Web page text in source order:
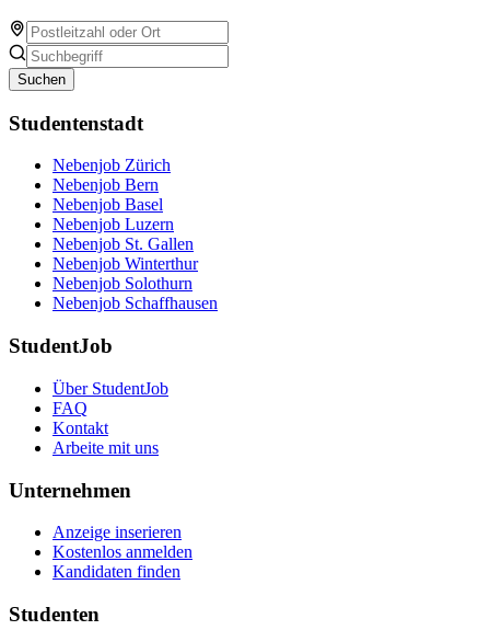
Suchen
Studentenstadt
Nebenjob Zürich
Nebenjob Bern
Nebenjob Basel
Nebenjob Luzern
Nebenjob St. Gallen
Nebenjob Winterthur
Nebenjob Solothurn
Nebenjob Schaffhausen
StudentJob
Über StudentJob
FAQ
Kontakt
Arbeite mit uns
Unternehmen
Anzeige inserieren
Kostenlos anmelden
Kandidaten finden
Studenten